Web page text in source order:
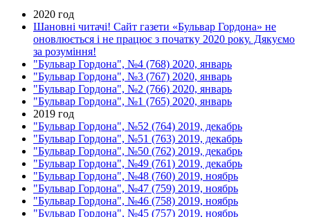
2020 год
Шановні читачі! Сайт газети «Бульвар Гордона» не
оновлюється і не працює з початку 2020 року. Дякуємо
за розуміння!
"Бульвар Гордона", №4 (768) 2020, январь
"Бульвар Гордона", №3 (767) 2020, январь
"Бульвар Гордона", №2 (766) 2020, январь
"Бульвар Гордона", №1 (765) 2020, январь
2019 год
"Бульвар Гордона", №52 (764) 2019, декабрь
"Бульвар Гордона", №51 (763) 2019, декабрь
"Бульвар Гордона", №50 (762) 2019, декабрь
"Бульвар Гордона", №49 (761) 2019, декабрь
"Бульвар Гордона", №48 (760) 2019, ноябрь
"Бульвар Гордона", №47 (759) 2019, ноябрь
"Бульвар Гордона", №46 (758) 2019, ноябрь
"Бульвар Гордона", №45 (757) 2019, ноябрь